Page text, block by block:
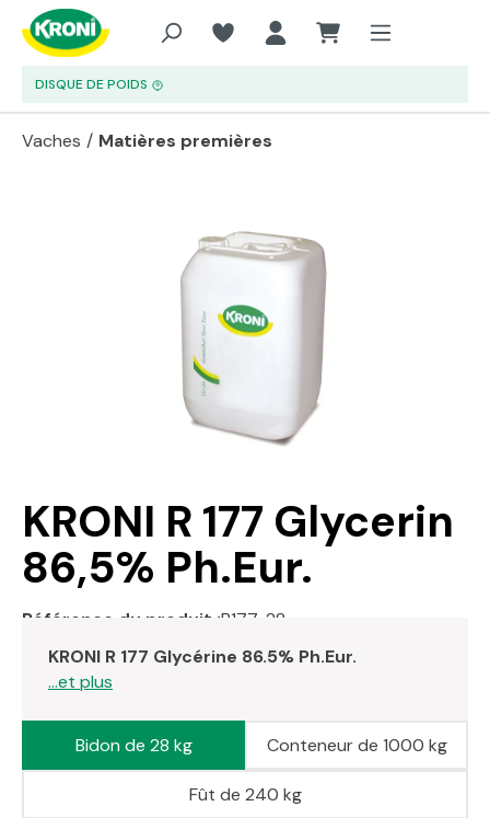
Aller au contenu principal
DISQUE DE POIDS
Vaches / Matières premières
KRONI R 177 Glycerin
86,5% Ph.Eur.
Référence du produit :R177-28
KRONI R 177 Glycérine 86.5% Ph.Eur.
...et plus
Bidon de 28 kg Conteneur de 1000 kg
Fût de 240 kg